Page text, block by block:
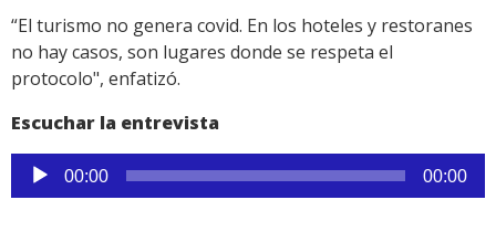
“El turismo no genera covid. En los hoteles y restoranes
no hay casos, son lugares donde se respeta el
protocolo", enfatizó.
Escuchar la entrevista
Reproductor
de
00:00 00:00